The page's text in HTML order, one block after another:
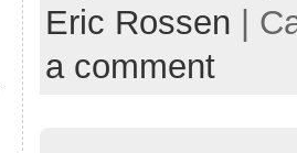
Eric Rossen |
a comment